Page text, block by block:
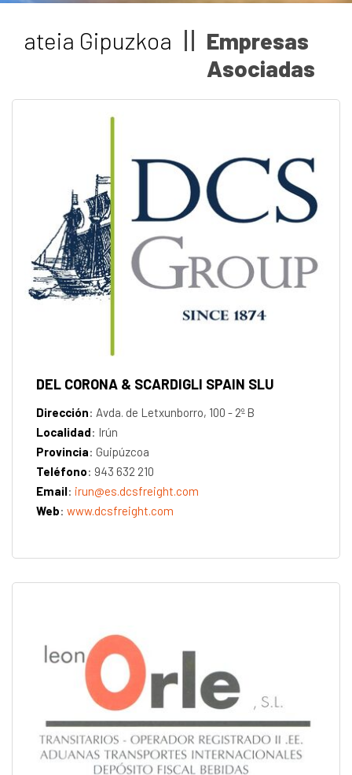
ateia Gipuzkoa
Empresas
Asociadas
DEL CORONA & SCARDIGLI SPAIN SLU
Dirección: Avda. de Letxunborro, 100 - 2º B
Localidad: Irún
Provincia: Guipúzcoa
Teléfono: 943 632 210
Email: irun@es.dcsfreight.com
Web: www.dcsfreight.com